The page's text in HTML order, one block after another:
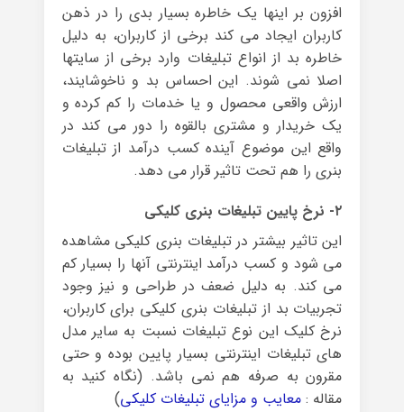
افزون بر اینها یک خاطره بسیار بدی را در ذهن
کاربران ایجاد می کند برخی از کاربران، به دلیل
خاطره بد از انواع تبلیغات وارد برخی از سایتها
اصلا نمی شوند. این احساس بد و ناخوشایند،
ارزش واقعی محصول و یا خدمات را کم کرده و
یک خریدار و مشتری بالقوه را دور می کند در
واقع این موضوع آینده کسب درآمد از تبلیغات
بنری را هم تحت تاثیر قرار می دهد.
۲- نرخ پایین تبلیغات بنری کلیکی
این تاثیر بیشتر در تبلیغات بنری کلیکی مشاهده
می شود و کسب درآمد اینترنتی آنها را بسیار کم
می کند. به دلیل ضعف در طراحی و نیز وجود
تجربیات بد از تبلیغات بنری کلیکی برای کاربران،
نرخ کلیک این نوع تبلیغات نسبت به سایر مدل
های تبلیغات اینترنتی بسیار پایین بوده و حتی
مقرون به صرفه هم نمی باشد. (نگاه کنید به
مقاله : معایب و مزایای تبلیغات کلیکی)